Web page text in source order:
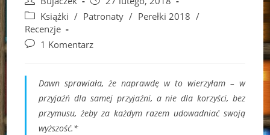
author:
published:
Post
category:
Książki / Patronaty / Perełki 2018 /
Recenzje
Post1 Komentarz
Dawn sprawiała, że naprawdę w to wierzyłam – w
przyjaźń dla samej przyjaźni, a nie dla korzyści, bez
przymusu, żeby za każdym razem udowadniać swoją
wyższość.*